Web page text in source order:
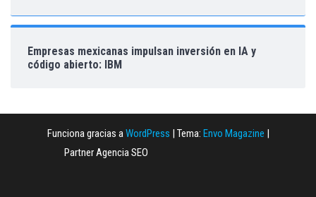
Empresas mexicanas impulsan inversión en IA y
código abierto: IBM
Funciona gracias aWordPress Tema: Envo Magazine
Partner Agencia SEO